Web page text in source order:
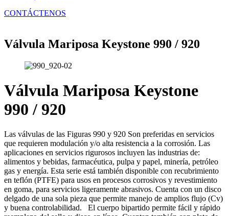
CONTÁCTENOS
Válvula Mariposa Keystone 990 / 920
Válvula Mariposa Keystone
990 / 920
Las válvulas de las Figuras 990 y 920 Son preferidas en servicios
que requieren modulación y/o alta resistencia a la corrosión. Las
aplicaciones en servicios rigurosos incluyen las industrias de:
alimentos y bebidas, farmacéutica, pulpa y papel, minería, petróleo
gas y energía. Esta serie está también disponible con recubrimiento
en teflón (PTFE) para usos en procesos corrosivos y revestimiento
en goma, para servicios ligeramente abrasivos. Cuenta con un disco
delgado de una sola pieza que permite manejo de amplios flujo (Cv)
y buena controlabilidad. El cuerpo bipartido permite fácil y rápido